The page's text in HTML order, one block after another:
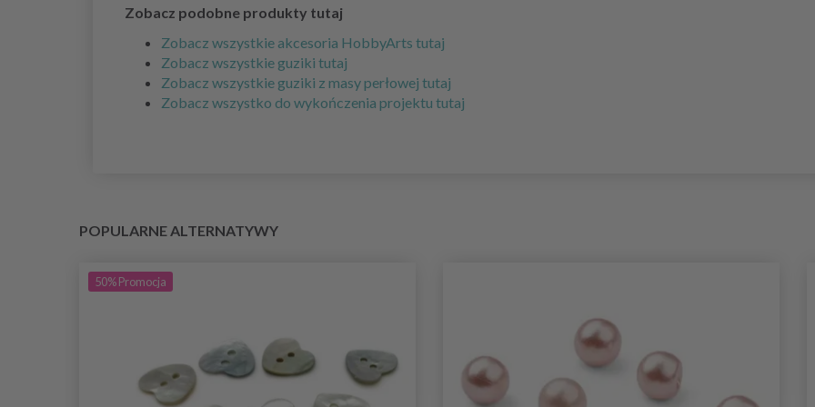
Zobacz podobne produkty tutaj
Zobacz wszystkie akcesoria HobbyArts tutaj
Zobacz wszystkie guziki tutaj
Zobacz wszystkie guziki z masy perłowej tutaj
Zobacz wszystko do wykończenia projektu tutaj
POPULARNE ALTERNATYWY
50%Promocja